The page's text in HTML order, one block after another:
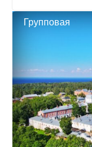
Групповая